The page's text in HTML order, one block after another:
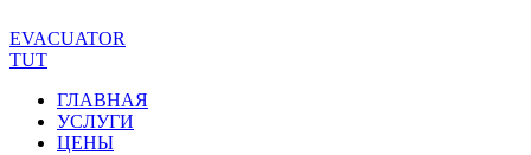
EVACUATOR
TUT
ГЛАВНАЯ
УСЛУГИ
ЦЕНЫ